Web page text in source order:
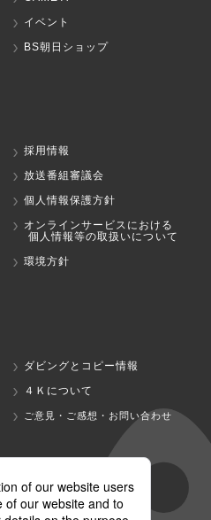
イベント
BS朝日ショップ
採用情報
放送番組審議会
個人情報保護方針
オンラインサービスにおける
個人情報等の取扱いについて
環境方針
ダビングとコピー情報
４Ｋについて
ご意見・ご感想・お問い合わせ
テレ朝チャンネル